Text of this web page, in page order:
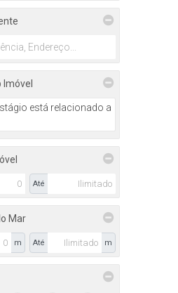
(4)
(1)
(6)
(1)
(1)
(6)
(1)
(3)
(2)
(1)
Imóvel
está relacionado a
Até
Mar
m Até m